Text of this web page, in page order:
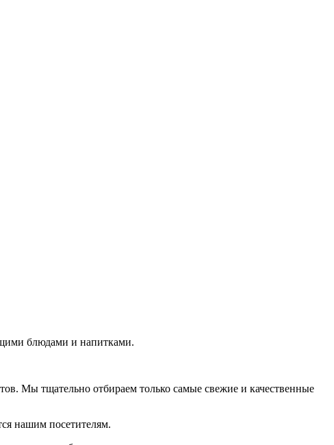
блюдами и напитками.
Мы тщательно отбираем только самые свежие и качественные
нашим посетителям.